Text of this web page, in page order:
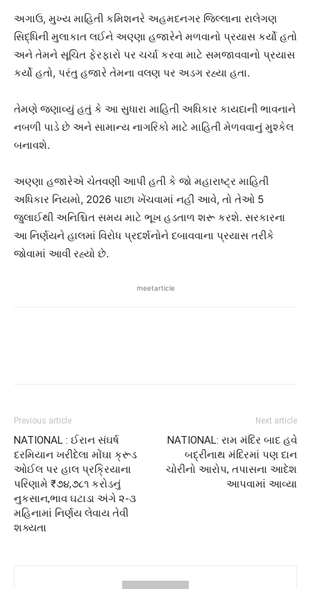
અગાઉ, મુખ્ય માહિતી કમિશનરે અહમદનગર જિલ્લાના રાલેગણ
સિદ્ધિની મુલાકાત લઈને અણ્ણા હજારેને મળવાનો પ્રયાસ કર્યો હતો
અને તેમને સૂચિત ફેરફારો પર ચર્ચા કરવા માટે સમજાવવાનો પ્રયાસ
કર્યો હતો, પરંતુ હજારે તેમના વલણ પર અડગ રહ્યા હતા.
તેમણે જણાવ્યું હતું કે આ સુધારા માહિતી અધિકાર કાયદાની ભાવનાને
નબળી પાડે છે અને સામાન્ય નાગરિકો માટે માહિતી મેળવવાનું મુશ્કેલ
બનાવશે.
અણ્ણા હજારેએ ચેતવણી આપી હતી કે જો મહારાષ્ટ્ર માહિતી
અધિકાર નિયમો, 2026 પાછા ખેંચવામાં નહીં આવે, તો તેઓ 5
જુલાઈથી અનિશ્ચિત સમય માટે ભૂખ હડતાળ શરૂ કરશે. સરકારના
આ નિર્ણયને હાલમાં વિરોધ પ્રદર્શનોને દબાવવાના પ્રયાસ તરીકે
જોવામાં આવી રહ્યો છે.
meetarticle
Previous article
NATIONAL : ઈરાન સંઘર્ષ
દરમિયાન ખરીદેલા મોંઘા ક્રૂડ
ઓઈલ પર હાલ પ્રક્રિયાના
પરિણામે ₹૭૪,૭૮૧ કરોડનું
નુકસાન,ભાવ ઘટાડા અંગે ૨-૩
મહિનામાં નિર્ણય લેવાય તેવી
શક્યતા
Next article
NATIONAL: રામ મંદિર બાદ હવે
બદ્રીનાથ મંદિરમાં પણ દાન
ચોરીનો આરોપ, તપાસના આદેશ
આપવામાં આવ્યા